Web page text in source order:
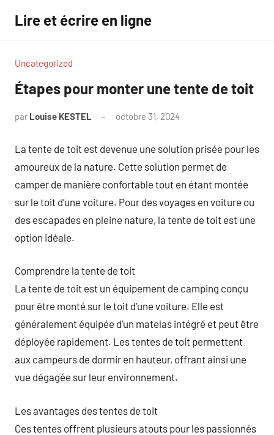
contenu
Lire et écrire en ligne
Uncategorized
Étapes pour monter une tente de toit
par Louise KESTEL octobre 31, 2024
La tente de toit est devenue une solution prisée pour les
amoureux de la nature. Cette solution permet de
camper de manière confortable tout en étant montée
sur le toit d’une voiture. Pour des voyages en voiture ou
des escapades en pleine nature, la tente de toit est une
option idéale.
Comprendre la tente de toit
La tente de toit est un équipement de camping conçu
pour être monté sur le toit d’une voiture. Elle est
généralement équipée d’un matelas intégré et peut être
déployée rapidement. Les tentes de toit permettent
aux campeurs de dormir en hauteur, offrant ainsi une
vue dégagée sur leur environnement.
Les avantages des tentes de toit
Ces tentes offrent plusieurs atouts pour les passionnés